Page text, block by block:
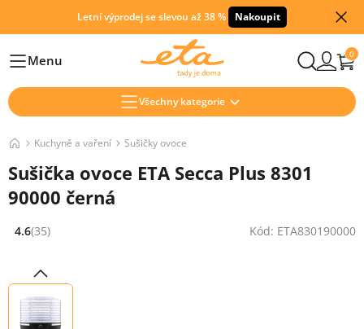
Letní výprodej se slevou až 38 % Nakoupit
HlavníMenu 0
Všechny kategorie
Kuchyně a vaření Sušičky ovoce
Sušička ovoce ETA Secca Plus 8301
90000 černá
Hodnocení: 4.6 z 5 (35 recenzí)
4.6(35) Kód: ETA830190000